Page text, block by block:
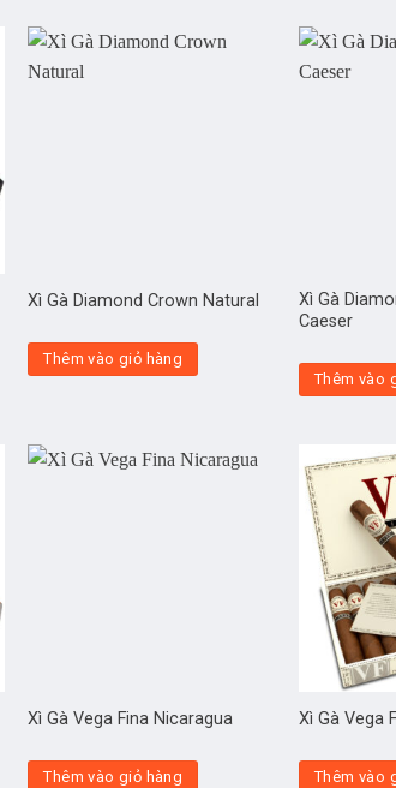
Xì Gà Diamond Crown Natural
Thêm vào giỏ hàng
Xì Gà
Caeser
Thêm vào
Xì Gà Vega Fina Nicaragua
Thêm vào giỏ hàng
Xì Gà Vega
Thêm vào